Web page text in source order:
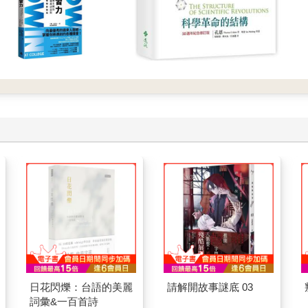
日花閃爍：台語的美麗
詞彙&一百首詩
請解開故事謎底 03